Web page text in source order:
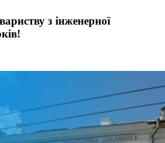
з інженерної